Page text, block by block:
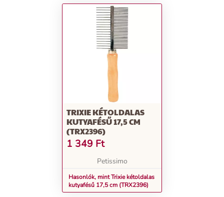
TRIXIE KÉTOLDALAS
KUTYAFÉSŰ 17,5 CM
(TRX2396)
1 349 Ft
Petissimo
Hasonlók, mint Trixie kétoldalas
kutyafésű 17,5 cm (TRX2396)